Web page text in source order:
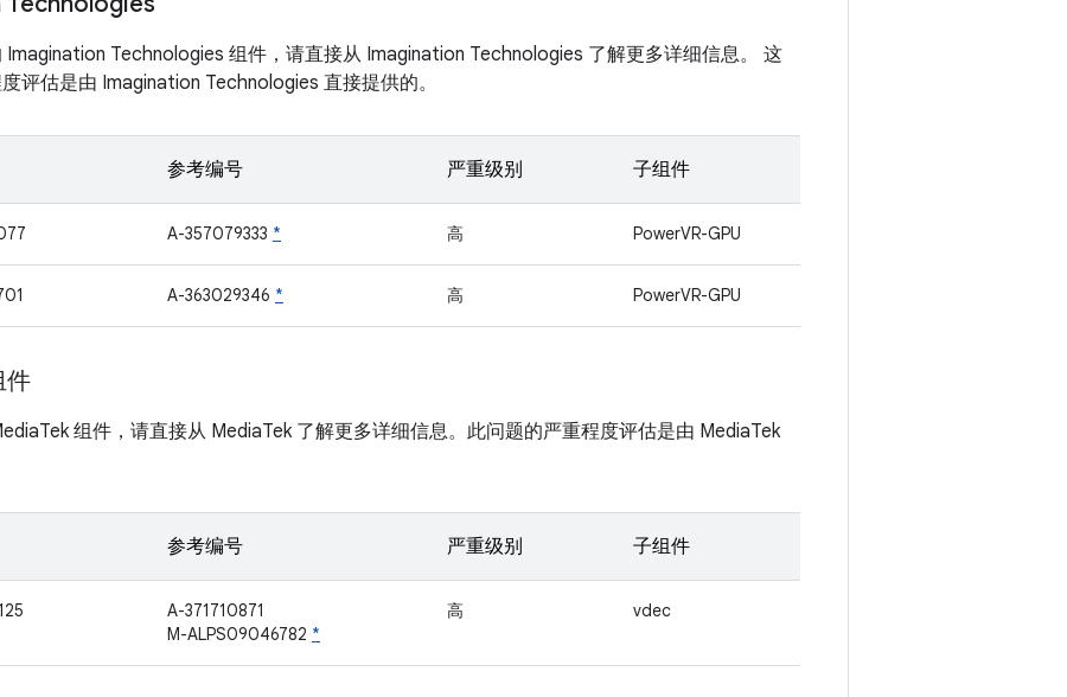
Imagination Technologies 组件，请直接从 Imagination Technologies 了解更多详细信息。 这
评估是由 Imagination Technologies 直接提供的。
参考编号 严重级别 子组件
A-357079333 * 高 PowerVR-GPU
A-363029346 * 高 PowerVR-GPU
件
组件，请直接从 MediaTek 了解更多详细信息。此问题的严重程度评估是由 MediaTek
参考编号 严重级别 子组件
A-371710871
M-ALPS09046782 *
高 vdec